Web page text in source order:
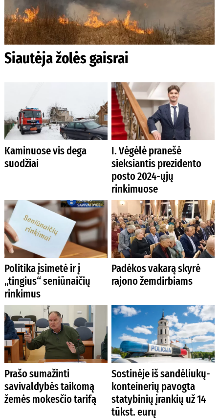
Siautėja žolės gaisrai
Kaminuose vis dega
suodžiai
I. Vėgėlė pranešė
sieksiantis prezidento
posto 2024-ųjų
rinkimuose
Politika įsimetė ir į
„tingius“ seniūnaičių
rinkimus
Padėkos vakarą skyrė
rajono žemdirbiams
Prašo sumažinti
savivaldybės taikomą
žemės mokesčio tarifą
Sostinėje iš sandėliukų-
konteinerių pavogta
statybinių įrankių už 14
tūkst. eurų